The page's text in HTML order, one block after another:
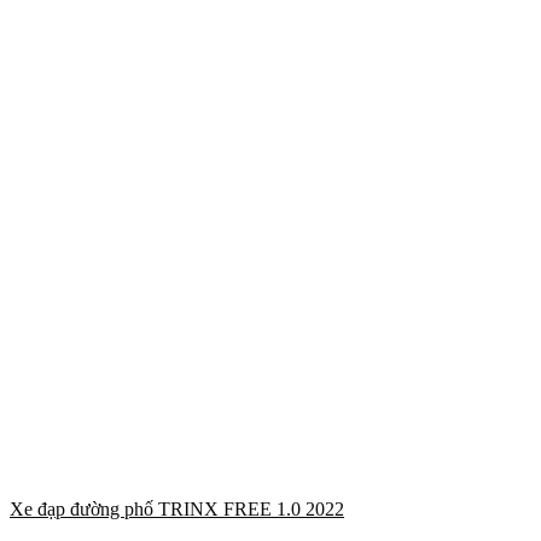
Xe đạp đường phố TRINX FREE 1.0 2022